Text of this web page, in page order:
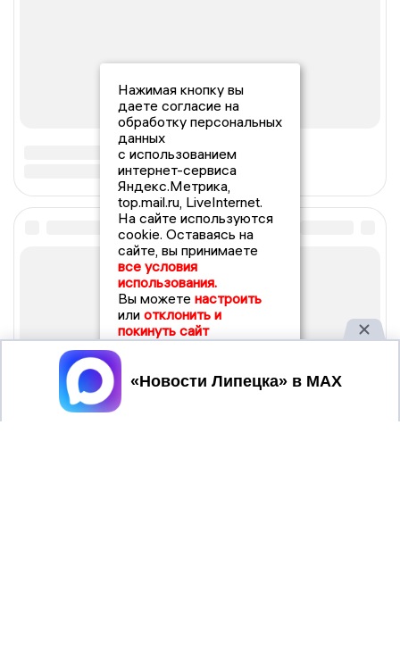
Нажимая кнопку вы
даете согласие на
обработку персональных
данных
с использованием
интернет-сервиса
Яндекс.Метрика,
top.mail.ru, LiveInternet.
На сайте используются
cookie. Оставаясь на
сайте, вы принимаете
все условия
использования.
Вы можете настроить
или отклонить и
покинуть сайт
Принять